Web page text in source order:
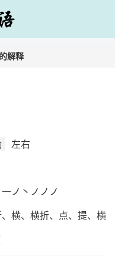
解释
左右
ノ丶ノノノ
横、横折、点、提、横